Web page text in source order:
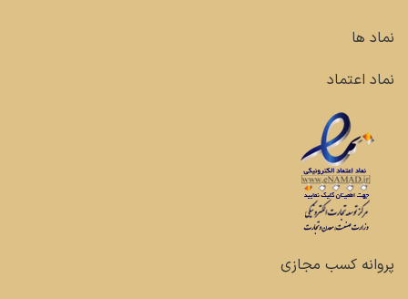
نماد ها
نماد اعتماد
پروانه کسب مجازی